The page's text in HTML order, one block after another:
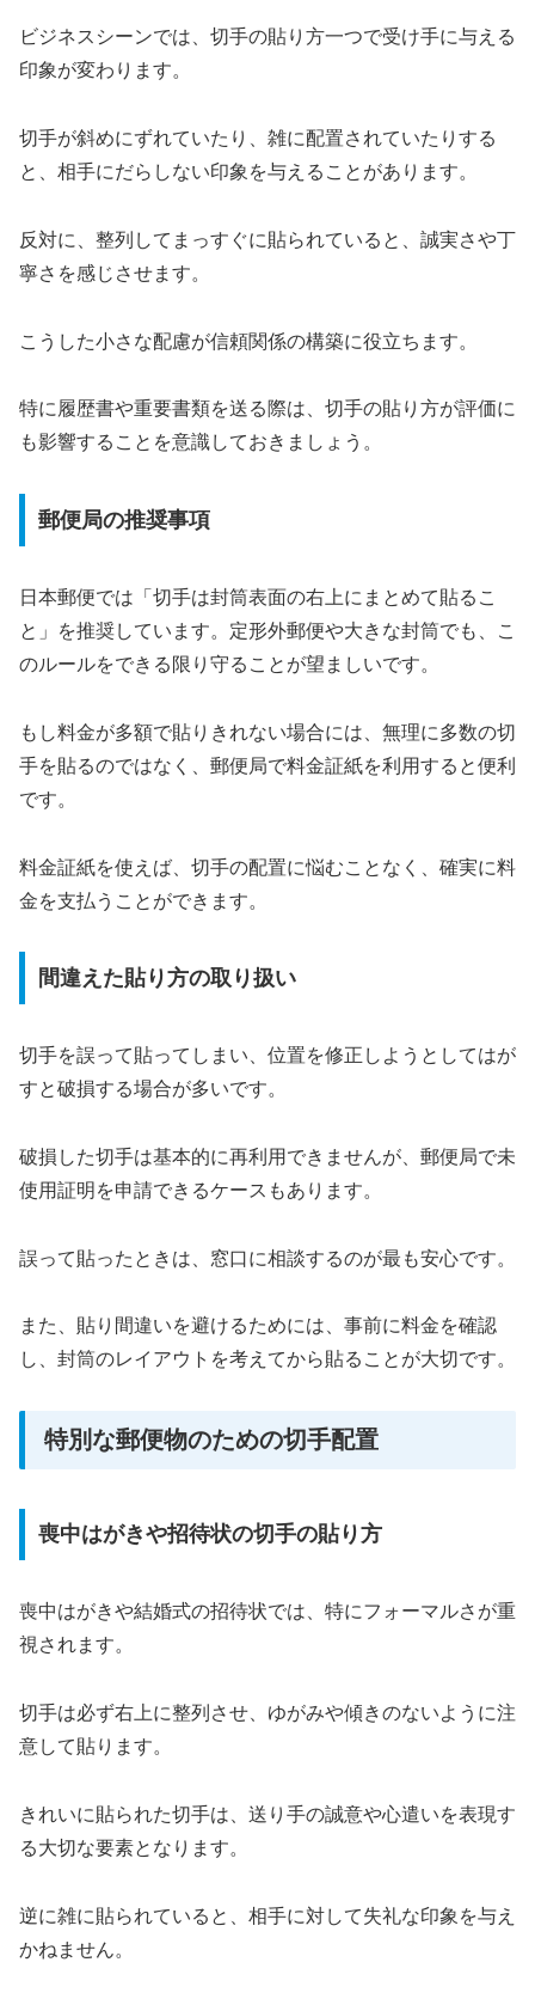
ビジネスシーンでは、切手の貼り方一つで受け手に与える
印象が変わります。
切手が斜めにずれていたり、雑に配置されていたりする
と、相手にだらしない印象を与えることがあります。
反対に、整列してまっすぐに貼られていると、誠実さや丁
寧さを感じさせます。
こうした小さな配慮が信頼関係の構築に役立ちます。
特に履歴書や重要書類を送る際は、切手の貼り方が評価に
も影響することを意識しておきましょう。
郵便局の推奨事項
日本郵便では「切手は封筒表面の右上にまとめて貼るこ
と」を推奨しています。定形外郵便や大きな封筒でも、こ
のルールをできる限り守ることが望ましいです。
もし料金が多額で貼りきれない場合には、無理に多数の切
手を貼るのではなく、郵便局で料金証紙を利用すると便利
です。
料金証紙を使えば、切手の配置に悩むことなく、確実に料
金を支払うことができます。
間違えた貼り方の取り扱い
切手を誤って貼ってしまい、位置を修正しようとしてはが
すと破損する場合が多いです。
破損した切手は基本的に再利用できませんが、郵便局で未
使用証明を申請できるケースもあります。
誤って貼ったときは、窓口に相談するのが最も安心です。
また、貼り間違いを避けるためには、事前に料金を確認
し、封筒のレイアウトを考えてから貼ることが大切です。
特別な郵便物のための切手配置
喪中はがきや招待状の切手の貼り方
喪中はがきや結婚式の招待状では、特にフォーマルさが重
視されます。
切手は必ず右上に整列させ、ゆがみや傾きのないように注
意して貼ります。
きれいに貼られた切手は、送り手の誠意や心遣いを表現す
る大切な要素となります。
逆に雑に貼られていると、相手に対して失礼な印象を与え
かねません。